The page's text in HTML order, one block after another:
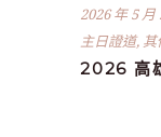
2026 年 5 月
主日證道, 其
2026 高